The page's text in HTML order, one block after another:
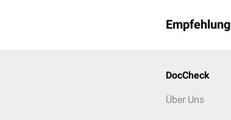
Empfehlung
DocCheck
Über Uns